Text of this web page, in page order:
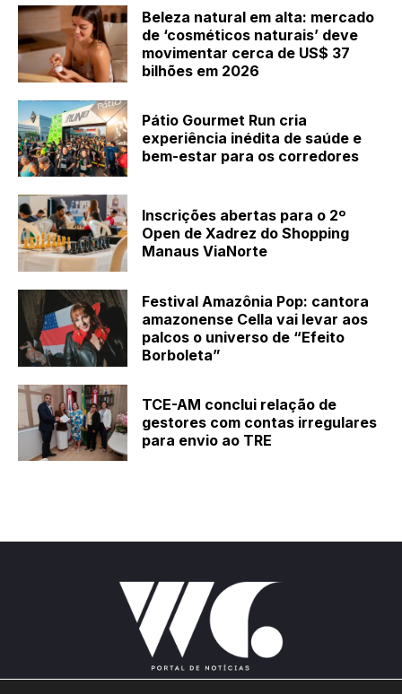
Beleza natural em alta: mercado
de ‘cosméticos naturais’ deve
movimentar cerca de US$ 37
bilhões em 2026
Pátio Gourmet Run cria
experiência inédita de saúde e
bem-estar para os corredores
Inscrições abertas para o 2º
Open de Xadrez do Shopping
Manaus ViaNorte
Festival Amazônia Pop: cantora
amazonense Cella vai levar aos
palcos o universo de “Efeito
Borboleta”
TCE-AM conclui relação de
gestores com contas irregulares
para envio ao TRE